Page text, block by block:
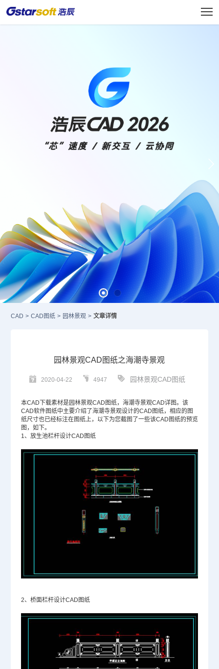
CAD > CAD图纸 > 园林景观 > 文章详情
园林景观CAD图纸之海潮寺景观
2020-04-22 4947 园林景观CAD图纸
本CAD 下载素材是园林景观CAD图纸，海潮寺景观CAD详图。该
CAD软件图纸中主要介绍了海潮寺景观设计的CAD图纸，相应的图
纸尺寸也已经标注在图纸上，以下为您截图了一些该CAD图纸的预览
图，如下。
1、放生池栏杆设计CAD图纸
2、桥面栏杆设计CAD图纸